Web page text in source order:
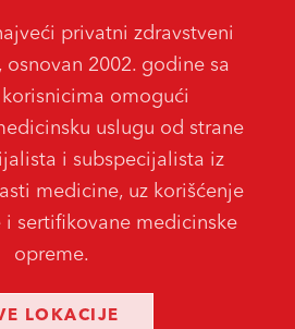
privatni zdravstveni
osnovan 2002. godine sa
omogući
uslugu od strane
i subspecijalista iz
medicine, uz korišćenje
i sertifikovane medicinske
opreme.
LOKACIJE